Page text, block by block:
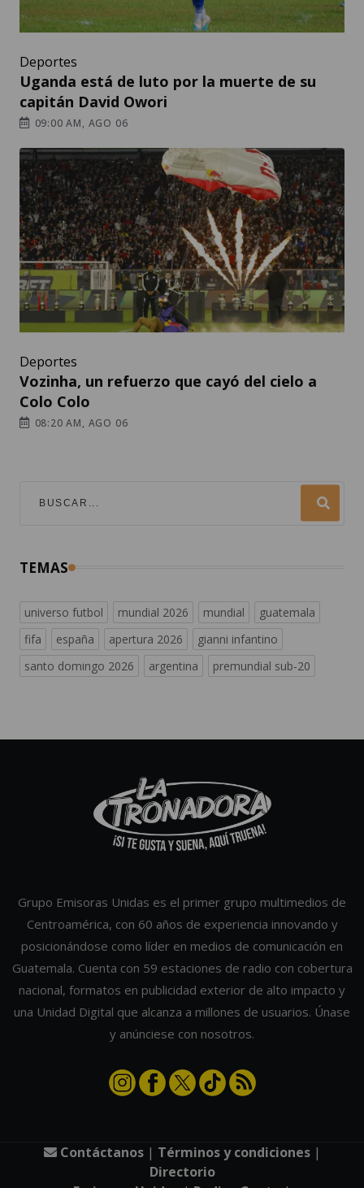
Deportes
Uganda está de luto por la muerte de su
capitán David Owori
09:00 AM, AGO 06
Deportes
Vozinha, un refuerzo que cayó del cielo a
Colo Colo
08:20 AM, AGO 06
TEMAS
universo futbol mundial 2026 mundial
guatemala
fifa
españa apertura 2026
gianni infantino
santo domingo 2026
argentina premundial sub-20
Grupo Emisoras Unidas es el primer grupo multimedios de
Centroamérica, con 60 años de experiencia innovando y
posicionándose como líder en medios de comunicación en
Guatemala. Cuenta con 59 estaciones de radio con cobertura
nacional, formatos en publicidad exterior de alto impacto y
una Unidad Digital que alcanza a millones de usuarios. Únase
y anúnciese con nosotros.
Contáctanos| Términos y condiciones|
Directorio